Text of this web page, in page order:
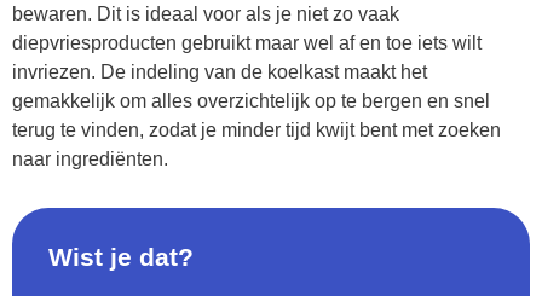
bewaren. Dit is ideaal voor als je niet zo vaak
diepvriesproducten gebruikt maar wel af en toe iets wilt
invriezen. De indeling van de koelkast maakt het
gemakkelijk om alles overzichtelijk op te bergen en snel
terug te vinden, zodat je minder tijd kwijt bent met zoeken
naar ingrediënten.
Wist je dat?